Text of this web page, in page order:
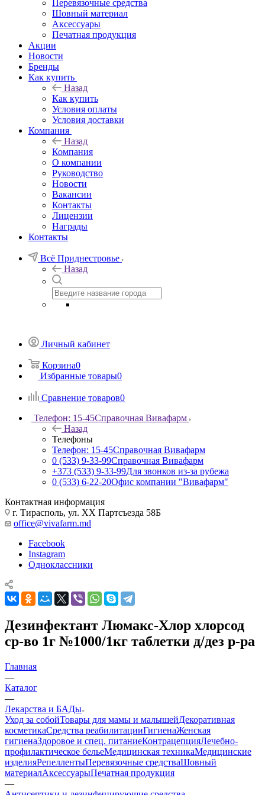
Перевязочные средства
Шовный материал
Аксессуары
Печатная продукция
Акции
Новости
Бренды
Как купить
Назад
Как купить
Условия оплаты
Условия доставки
Компания
Назад
Компания
О компании
Руководство
Новости
Вакансии
Контакты
Лицензии
Награды
Контакты
Всё Приднестровье
Назад
Личный кабинет
Корзина0
Избранные товары0
Сравнение товаров0
Телефон: 15-45Справочная Вивафарм
Назад
Телефоны
Телефон: 15-45Справочная Вивафарм
0 (533) 9-33-99Справочная Вивафарм
+373 (533) 9-33-99Для звонков из-за рубежа
0 (533) 6-22-20Офис компании "Вивафарм"
Контактная информация
г. Тирасполь, ул. ХХ Партсъезда 58Б
office@vivafarm.md
Facebook
Instagram
Одноклассники
Дезинфектант Люмакс-Хлор хлорсод
ср-во 1г №1000/1кг таблетки д/дез р-ра
Главная
—
Каталог
—
Лекарства и БАДы
Уход за собойТовары для мамы и малышейДекоративная
косметикаСредства реабилитацииГигиенаЖенская
гигиенаЗдоровое и спец. питаниеКонтрацепцияЛечебно-
профилактическое бельеМедицинская техникаМедицинские
изделияРепеллентыПеревязочные средстваШовный
материалАксессуарыПечатная продукция
—